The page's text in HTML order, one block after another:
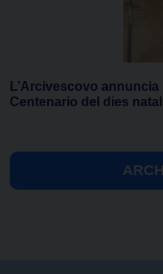
L’Arcivescovo
Centenario del dies